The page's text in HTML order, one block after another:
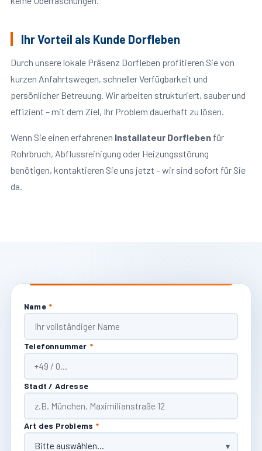
Ihr Vorteil als Kunde Dorfleben
Durch unsere lokale Präsenz Dorfleben profitieren Sie von
kurzen Anfahrtswegen, schneller Verfügbarkeit und
persönlicher Betreuung. Wir arbeiten strukturiert, sauber und
effizient – mit dem Ziel, Ihr Problem dauerhaft zu lösen.
Wenn Sie einen erfahrenen Installateur Dorflebenfür
Rohrbruch, Abflussreinigung oder Heizungsstörung
benötigen, kontaktieren Sie uns jetzt – wir sind sofort für Sie
da.
Name *
Telefonnummer *
Stadt / Adresse
Art des Problems *